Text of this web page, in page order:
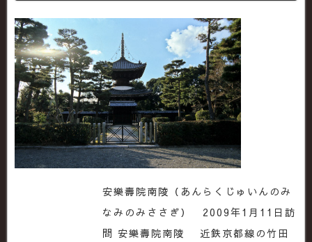
安樂壽院南陵（あんらくじゅいんのみ
なみのみささぎ） 2009年1月11日訪
問 安樂壽院南陵 近鉄京都線の竹田